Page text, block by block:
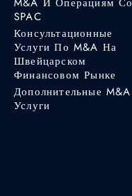
SPAC
Консультационные
Услуги По M&A На
Швейцарском
Финансовом Рынке
Дополнительные M&A
Услуги